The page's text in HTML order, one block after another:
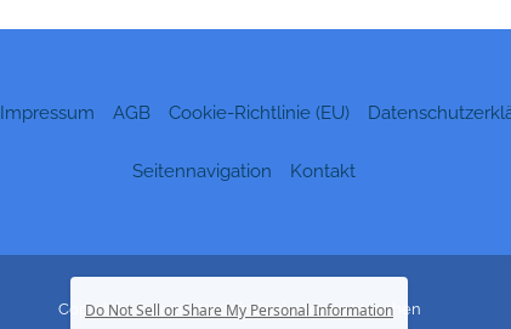
Impressum AGB Cookie-Richtlinie (EU)
Seitennavigation Kontakt
Copyright © 2026 Wirtschaftsakademie München
Do Not Sell or Share My Personal Information